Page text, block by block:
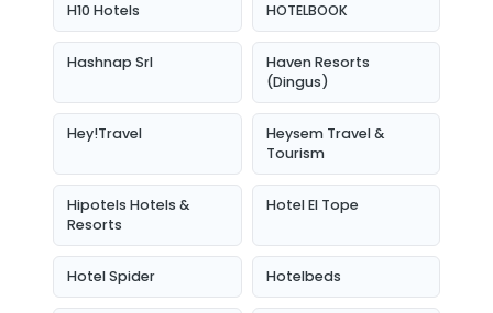
H10 Hotels HOTELBOOK
Hashnap Srl
Haven Resorts
(Dingus)
Hey!Travel
Heysem Travel &
Tourism
Hipotels Hotels &
Resorts
Hotel El Tope
Hotel Spider Hotelbeds